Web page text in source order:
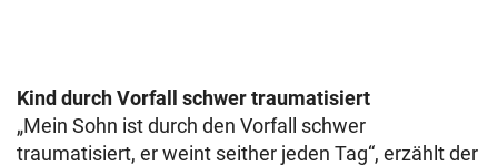
Kind durch Vorfall schwer traumatisiert
„Mein Sohn ist durch den Vorfall schwer
traumatisiert, er weint seither jeden Tag“, erzählt der